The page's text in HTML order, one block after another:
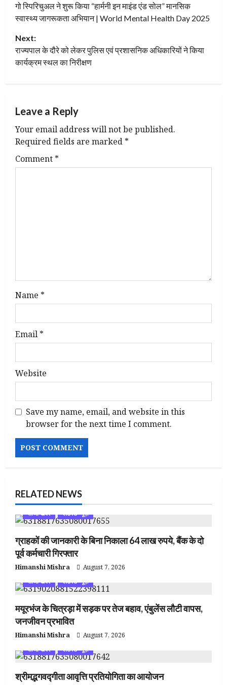
o
s
t
v
i
g
गो स्पिरिचुअल ने शुरू किया “हार्मनी इन माइंड एंड सोल” मानसिक
स्वास्थ्य जागरूकता अभियान | World Mental Health Day 2025
Next:
राज्यपाल के दौरे को लेकर पुलिस एवं प्रशासनिक अधिकारियों ने किया
कार्यक्रम स्थल का निरीक्षण
Leave a Reply
Your email address will not be published.
Required fields are marked *
Comment *
Name *
Email *
Website
Save my name, email, and website in this
browser for the next time I comment.
RELATED NEWS
ताजा खबर लेटेस्ट न्यूज़
ग्राहकों की जानकारी के बिना निकाला 64 लाख रुपये, बैंक के दो
पूर्व कर्मचारी गिरफ्तार
Himanshi Mishra
August 7, 2026
ताजा खबर
लेटेस्ट न्यूज़
मयूरभंज के चित्रड़ा में सड़क पर तेज बहाव, एंबुलेंस लौटी वापस,
जनजीवन प्रभावित
Himanshi Mishra
August 7, 2026
ताजा खबर
लेटेस्ट न्यूज़
श्रीमद्भगवद्गीता आवृत्ति प्रतियोगिता का आयोजन